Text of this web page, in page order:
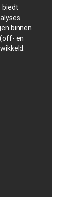
biedt
binnen
en